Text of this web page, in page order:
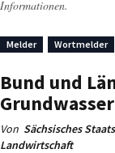
Informationen.
Melder Wortmelder
Bund und
Von Sächsisches
Landwirtschaft